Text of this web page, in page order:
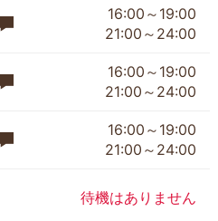
16:00～19:00
21:00～24:00
16:00～19:00
21:00～24:00
16:00～19:00
21:00～24:00
待機はありません